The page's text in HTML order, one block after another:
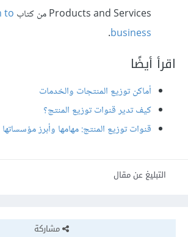
Products and Services من كتاب
to
business
.
اقرأ أيضًا
أماكن توزيع المنتجات والخدمات
كيف تدير قنوات توزيع المنتج؟
قنوات توزيع المنتج: مهامها وأبرز مؤسساتها
التبليغ عن مقال
مشاركة